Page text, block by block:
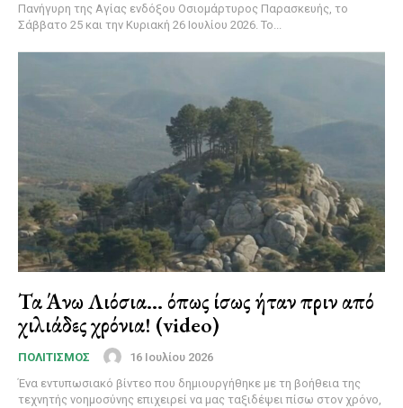
Πανήγυρη της Αγίας ενδόξου Οσιομάρτυρος Παρασκευής, το
Σάββατο 25 και την Κυριακή 26 Ιουλίου 2026. Το...
Τα Άνω Λιόσια… όπως ίσως ήταν πριν από
χιλιάδες χρόνια! (video)
ΠΟΛΙΤΙΣΜΟΣ
16 Ιουλίου 2026
Ένα εντυπωσιακό βίντεο που δημιουργήθηκε με τη βοήθεια της
τεχνητής νοημοσύνης επιχειρεί να μας ταξιδέψει πίσω στον χρόνο,